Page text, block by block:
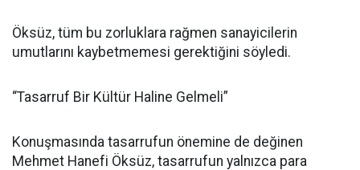
Öksüz, tüm bu zorluklara rağmen sanayicilerin
umutlarını kaybetmemesi gerektiğini söyledi.
“Tasarruf Bir Kültür Haline Gelmeli”
Konuşmasında tasarrufun önemine de değinen
Mehmet Hanefi Öksüz, tasarrufun yalnızca para